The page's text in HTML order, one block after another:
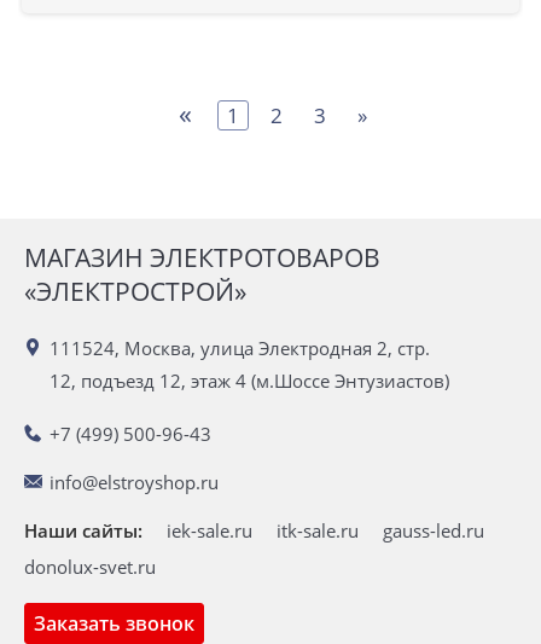
« 1 2 3 »
МАГАЗИН ЭЛЕКТРОТОВАРОВ
«ЭЛЕКТРОСТРОЙ»
111524, Москва, улица Электродная 2, стр.
12, подъезд 12, этаж 4 (м.Шоссе Энтузиастов)
+7 (499) 500-96-43
info@elstroyshop.ru
Заказать звонок
Наши сайты: iek-sale.ru itk-sale.ru
gauss-led.ru
donolux-svet.ru